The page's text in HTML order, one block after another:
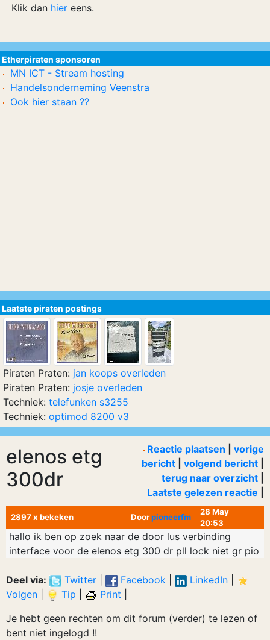
elenos etg
300dr
Reactie plaatsen
vorige
bericht
volgend bericht
terug naar overzicht
Laatste gelezen reactie
2897 x bekeken Doorpioneerfm
28 May
20:53
hallo ik ben op zoek naar de door lus verbinding
interface voor de elenos etg 300 dr pll lock niet gr pio
Deel via: Twitter Facebook LinkedIn
Volgen
Tip Print
Je hebt geen rechten om dit forum (verder) te lezen of
bent niet ingelogd !!
Klik dan hier eens.
Etherpiraten sponsoren
MN ICT - Stream hosting
Handelsonderneming Veenstra
Ook hier staan ??
Laatste piraten postings
Piraten Praten: jan koops overleden
Piraten Praten: josje overleden
Techniek: telefunken s3255
Techniek: optimod 8200 v3